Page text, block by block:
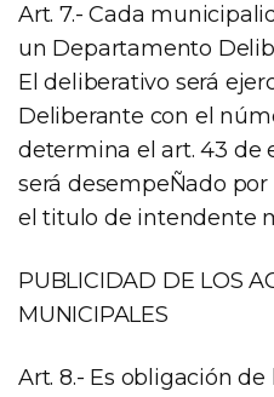
Art. 7.- Cada
un Departamento
El deliberativo será
Deliberante con el
determina el art. 43 de
será desempeÑado
el titulo de intendente
PUBLICIDAD DE LOS
MUNICIPALES
Art. 8.- Es obligación de